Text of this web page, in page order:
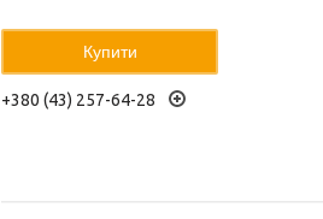
Купити
+380 (43) 257-64-28